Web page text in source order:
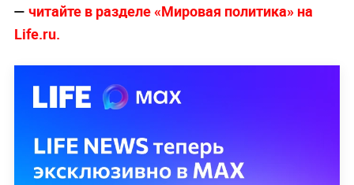
— читайте в разделе «Мировая политика» на
Life.ru.